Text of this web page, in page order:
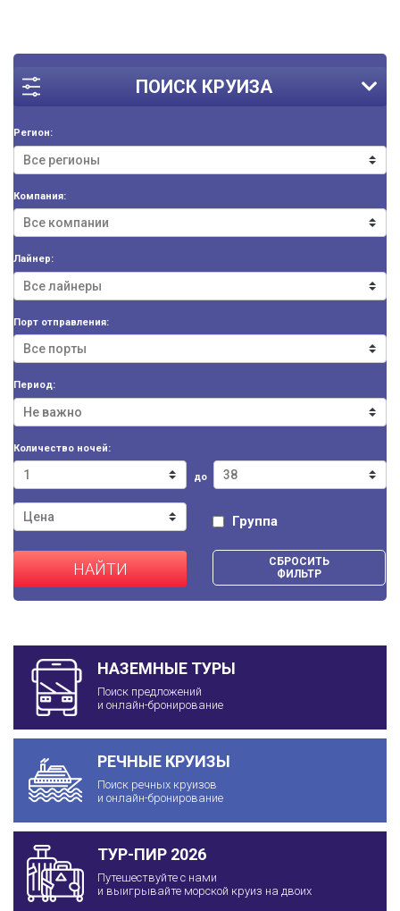
ПОИСК КРУИЗА
Регион:
Компания:
Лайнер:
Порт отправления:
Период:
Количество ночей:
до
Группа
НАЙТИ
СБРОСИТЬ
ФИЛЬТР
НАЗЕМНЫЕ ТУРЫ
Поиск предложений
и онлайн-бронирование
РЕЧНЫЕ КРУИЗЫ
Поиск речных круизов
и онлайн-бронирование
ТУР-ПИР 2026
Путешествуйте с нами
и выигрывайте морской круиз на двоих